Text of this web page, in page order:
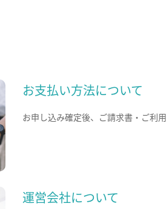
お支払い方法について
お申し込み確定後、ご請求書・ご利
運営会社について